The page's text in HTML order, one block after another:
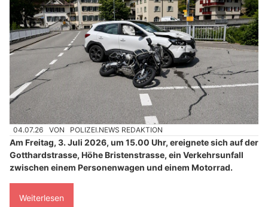
04.07.26 VON POLIZEI.NEWS REDAKTION
Am Freitag, 3. Juli 2026, um 15.00 Uhr, ereignete sich auf der
Gotthardstrasse, Höhe Bristenstrasse, ein Verkehrsunfall
zwischen einem Personenwagen und einem Motorrad.
Weiterlesen